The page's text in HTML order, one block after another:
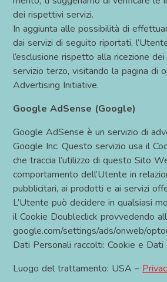
dei rispettivi servizi.
In aggiunta alle possibilità di
dai servizi di seguito riportati,
l’esclusione rispetto alla ricezione
servizio terzo, visitando la pagina di
Advertising Initiative.
Google AdSense (Google)
Google AdSense è un servizio di
Google Inc. Questo servizio usa il
che traccia l’utilizzo di questo Sito
comportamento dell’Utente in
pubblicitari, ai prodotti e ai servizi
L’Utente può decidere in qualsiasi
il Cookie Doubleclick provvedendo
google.com/settings/ads/onweb/
Dati Personali raccolti: Cookie e Dati
Luogo del trattamento: USA –